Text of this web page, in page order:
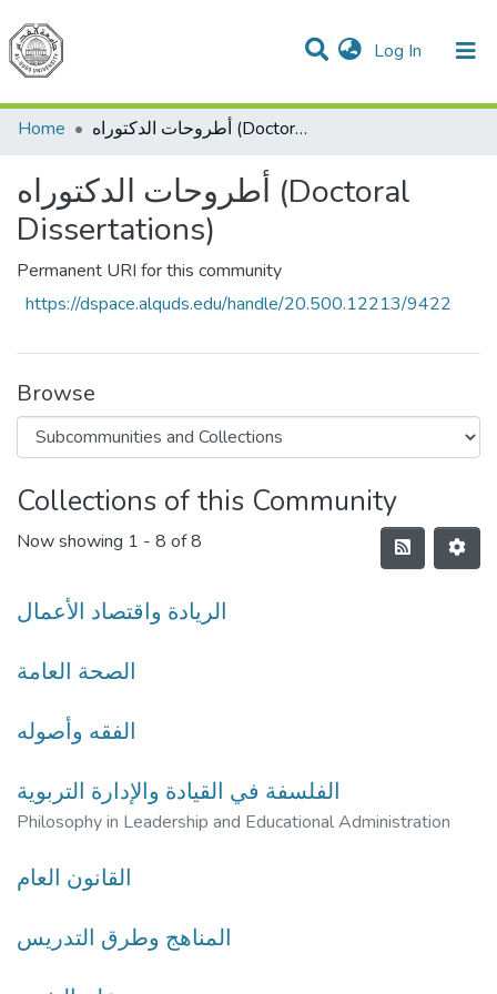
Log In (current)
Communities & Collections
All of DSpace
Home
أطروحات الدكتوراه (Doctoral Dissertations)
أطروحات الدكتوراه (Doctoral
Dissertations)
Permanent URI for this community
https://dspace.alquds.edu/handle/20.500.12213/9422
Browse
Collections of this Community
Now showing 1 - 8 of 8
الريادة واقتصاد الأعمال
الصحة العامة
الفقه وأصوله
الفلسفة في القيادة والإدارة التربوية
Philosophy in Leadership and Educational Administration
القانون العام
المناهج وطرق التدريس